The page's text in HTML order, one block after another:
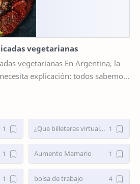
vegetarianas
En Argentina, la
¿Que billeteras virtuales dan préstamos personales en Argentina?
Aumento Mamario
bolsa de trabajo